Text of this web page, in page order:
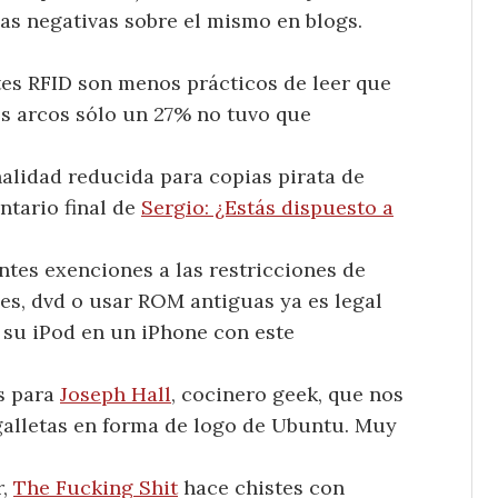
negativas sobre el mismo en blogs.
RFID son menos prácticos de leer que
arcos sólo un 27% no tuvo que
reducida para copias pirata de
final de Sergio: ¿Estás dispuesto a
exenciones a las restricciones de
dvd o usar ROM antiguas ya es legal
iPod en un iPhone con este
para Joseph Hall, cocinero geek, que nos
en forma de logo de Ubuntu. Muy
The Fucking Shithace chistes con